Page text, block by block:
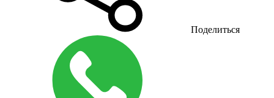
Поделиться